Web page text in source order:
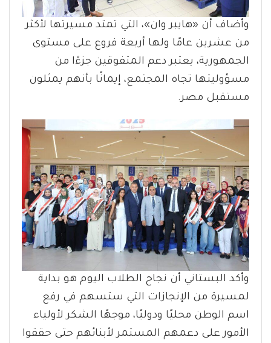
وأضاف أن «هايبر وان»، التي تمتد مسيرتها لأكثر
من عشرين عامًا ولها أربعة فروع على مستوى
الجمهورية، يعتبر دعم المتفوقين جزءًا من
مسؤوليتها تجاه المجتمع، إيمانًا بأنهم يمثلون
مستقبل مصر.
وأكد البستاني أن نجاح الطلاب اليوم هو بداية
لمسيرة من الإنجازات التي ستسهم في رفع
اسم الوطن محليًا ودوليًا، موجهًا الشكر لأولياء
الأمور على دعمهم المستمر لأبنائهم حتى حققوا